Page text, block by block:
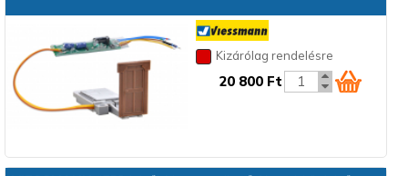
Kizárólag rendelésre
20 800 Ft